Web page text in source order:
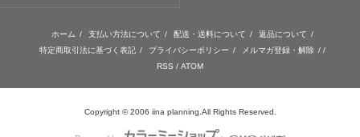
ホーム / 支払い方法について / 配送・送料について / 返品について /
特定商取引法に基づく表記 / プライバシーポリシー / メルマガ登録・解除 / /
RSS / ATOM
Copyright © 2006 iina planning.All Rights Reserved.